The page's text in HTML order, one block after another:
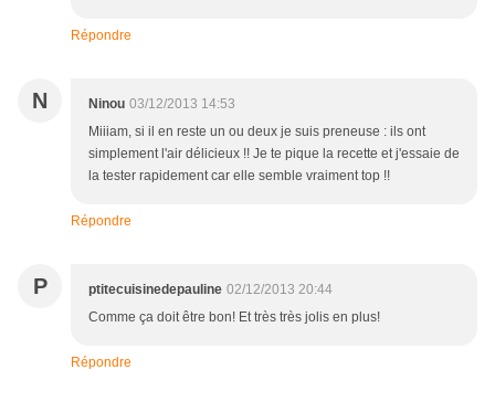
Répondre
N Ninou 03/12/2013 14:53
Miiiam, si il en reste un ou deux je suis preneuse : ils ont
simplement l'air délicieux !! Je te pique la recette et j'essaie de
la tester rapidement car elle semble vraiment top !!
Répondre
P ptitecuisinedepauline 02/12/2013 20:44
Comme ça doit être bon! Et très très jolis en plus!
Répondre